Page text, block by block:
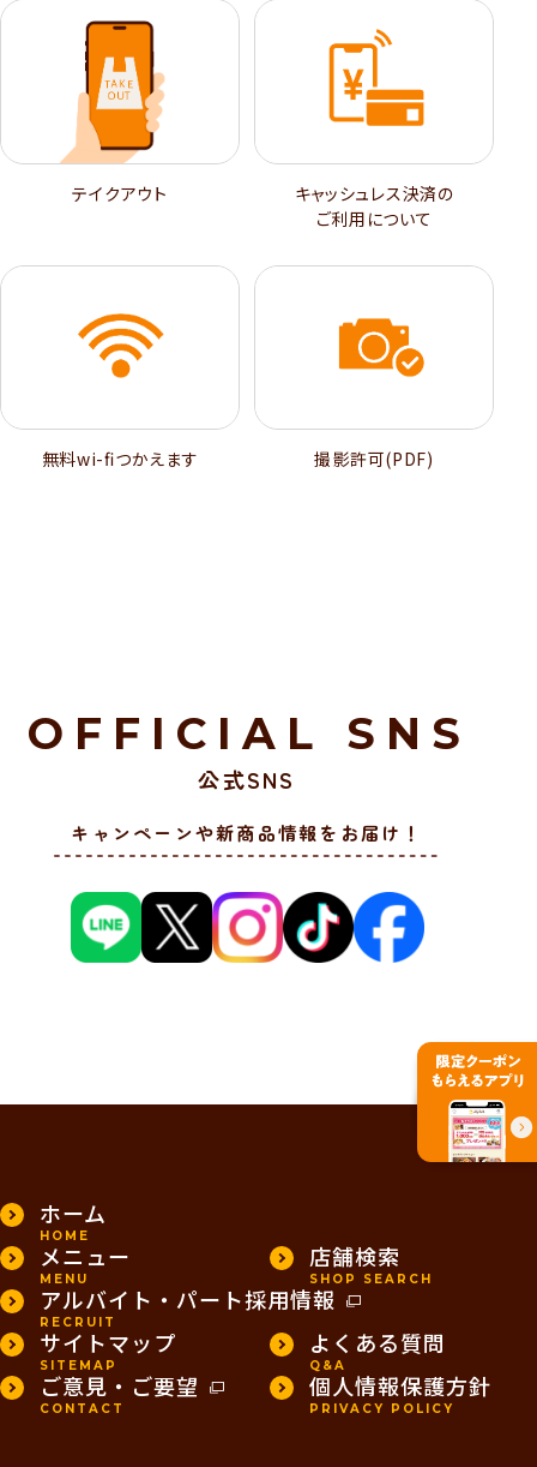
テイクアウト
キャッシュレス決済の
ご利用について
無料wi-ﬁつかえます 撮影許可(PDF)
OFFICIAL SNS
公式SNS
キャンペーンや新商品情報をお届け！
PAGE TOP
ホーム
HOME
メニュー
MENU
店舗検索
SHOP SEARCH
アルバイト・パート採用情報
RECRUIT
サイトマップ
SITEMAP
よくある質問
Q&A
ご意見・ご要望
CONTACT
個人情報保護方針
PRIVACY POLICY